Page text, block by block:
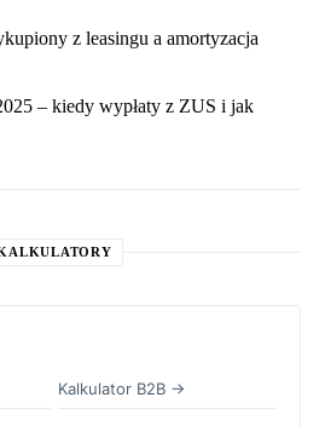
z leasingu a amortyzacja
– kiedy wypłaty z ZUS i jak
Kalkulator B2B →